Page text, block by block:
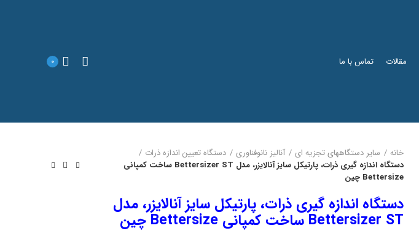
مقالات تماس با ما 0
خانه سایر دستگاههای تجزیه ای آنالیز نانوفناوری
دستگاه تعیین اندازه ذرات
دستگاه اندازه گیری ذرات، پارتیکل سایز آنالایزر، مدل Bettersizer ST ساخت کمپانی
Bettersize چین
دستگاه اندازه گیری ذرات، پارتیکل سایز آنالایزر، مدل
Bettersizer ST ساخت کمپانی Bettersize چین